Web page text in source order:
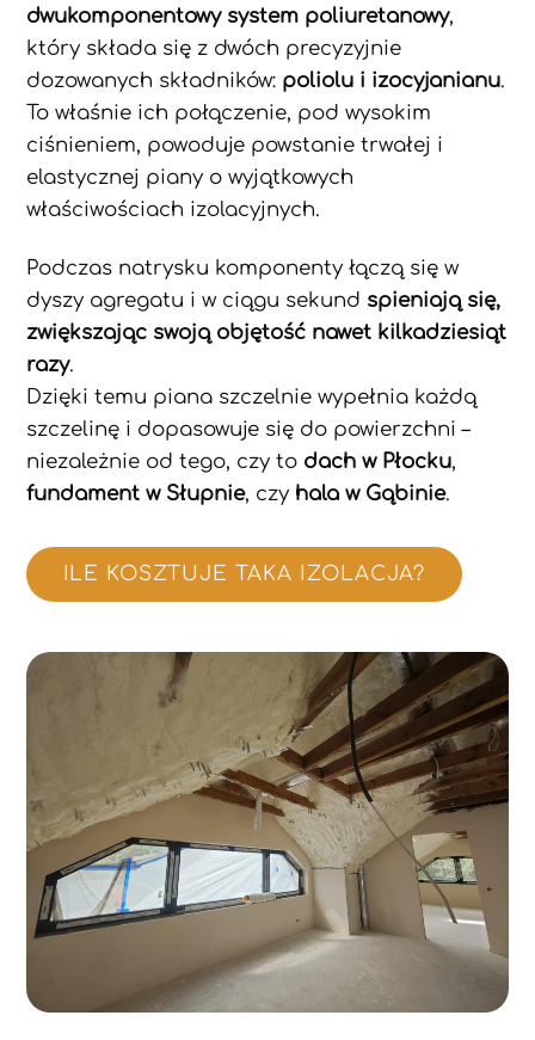
dwukomponentowy system poliuretanowy,
który składa się z dwóch precyzyjnie
dozowanych składników: poliolu i izocyjanianu.
To właśnie ich połączenie, pod wysokim
ciśnieniem, powoduje powstanie trwałej i
elastycznej piany o wyjątkowych
właściwościach izolacyjnych.
Podczas natrysku komponenty łączą się w
dyszy agregatu i w ciągu sekund spieniają się,
zwiększając swoją objętość nawet kilkadziesiąt
razy.
Dzięki temu piana szczelnie wypełnia każdą
szczelinę i dopasowuje się do powierzchni –
niezależnie od tego, czy to dach w Płocku,
fundament w Słupnie, czy hala w Gąbinie.
ILE KOSZTUJE TAKA IZOLACJA?